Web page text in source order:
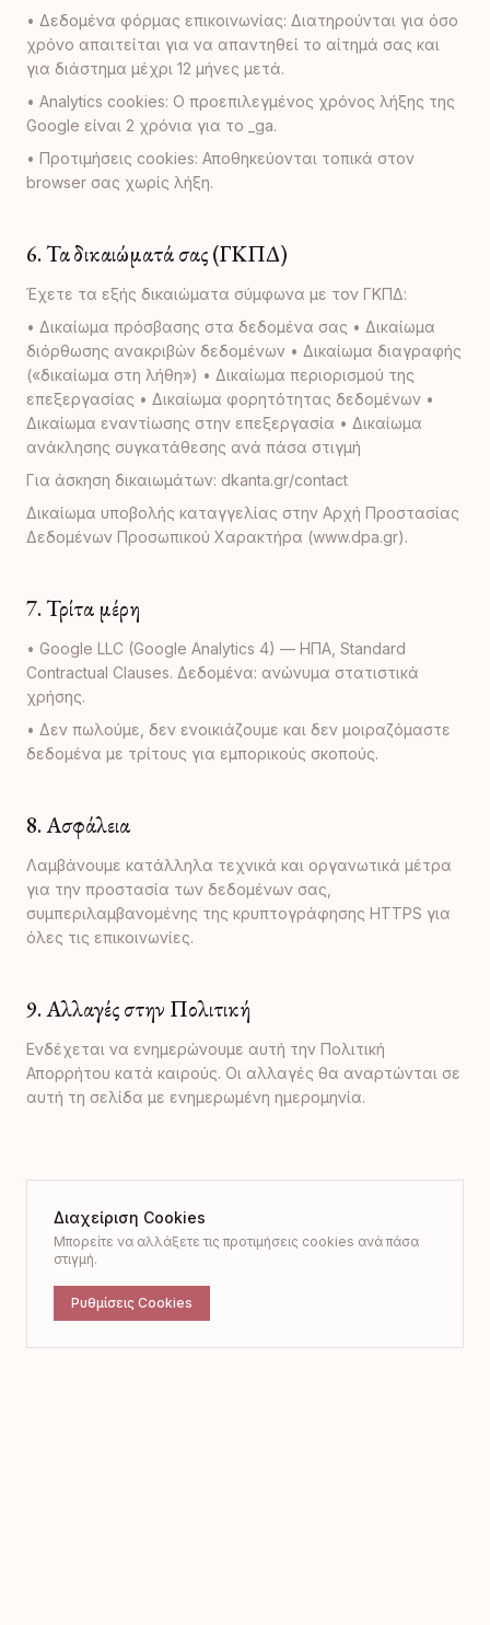
• Δεδομένα φόρμας επικοινωνίας: Διατηρούνται για όσο
χρόνο απαιτείται για να απαντηθεί το αίτημά σας και
για διάστημα μέχρι 12 μήνες μετά.
• Analytics cookies: Ο προεπιλεγμένος χρόνος λήξης της
Google είναι 2 χρόνια για το _ga.
• Προτιμήσεις cookies: Αποθηκεύονται τοπικά στον
browser σας χωρίς λήξη.
6. Τα δικαιώματά σας (ΓΚΠΔ)
Έχετε τα εξής δικαιώματα σύμφωνα με τον ΓΚΠΔ:
• Δικαίωμα πρόσβασης στα δεδομένα σας • Δικαίωμα
διόρθωσης ανακριβών δεδομένων • Δικαίωμα διαγραφής
(«δικαίωμα στη λήθη») • Δικαίωμα περιορισμού της
επεξεργασίας • Δικαίωμα φορητότητας δεδομένων •
Δικαίωμα εναντίωσης στην επεξεργασία • Δικαίωμα
ανάκλησης συγκατάθεσης ανά πάσα στιγμή
Για άσκηση δικαιωμάτων: dkanta.gr/contact
Δικαίωμα υποβολής καταγγελίας στην Αρχή Προστασίας
Δεδομένων Προσωπικού Χαρακτήρα (www.dpa.gr).
7. Τρίτα μέρη
• Google LLC (Google Analytics 4) — ΗΠΑ, Standard
Contractual Clauses. Δεδομένα: ανώνυμα στατιστικά
χρήσης.
• Δεν πωλούμε, δεν ενοικιάζουμε και δεν μοιραζόμαστε
δεδομένα με τρίτους για εμπορικούς σκοπούς.
8. Ασφάλεια
Λαμβάνουμε κατάλληλα τεχνικά και οργανωτικά μέτρα
για την προστασία των δεδομένων σας,
συμπεριλαμβανομένης της κρυπτογράφησης HTTPS για
όλες τις επικοινωνίες.
9. Αλλαγές στην Πολιτική
Ενδέχεται να ενημερώνουμε αυτή την Πολιτική
Απορρήτου κατά καιρούς. Οι αλλαγές θα αναρτώνται σε
αυτή τη σελίδα με ενημερωμένη ημερομηνία.
Διαχείριση Cookies
Μπορείτε να αλλάξετε τις προτιμήσεις cookies ανά πάσα
στιγμή.
Ρυθμίσεις Cookies